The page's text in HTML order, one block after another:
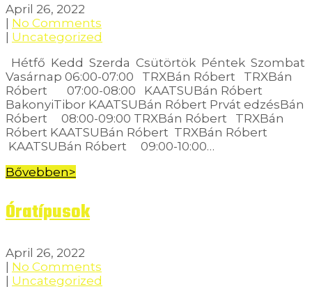
April 26, 2022
No Comments
Uncategorized
Hétfő Kedd Szerda Csütörtök Péntek Szombat
Vasárnap 06:00-07:00 TRXBán Róbert TRXBán
Róbert 07:00-08:00 KAATSUBán Róbert
BakonyiTibor KAATSUBán Róbert Prvát edzésBán
Róbert 08:00-09:00 TRXBán Róbert TRXBán
Róbert KAATSUBán Róbert TRXBán Róbert
KAATSUBán Róbert 09:00-10:00…
Bővebben>
Óratípusok
April 26, 2022
No Comments
Uncategorized